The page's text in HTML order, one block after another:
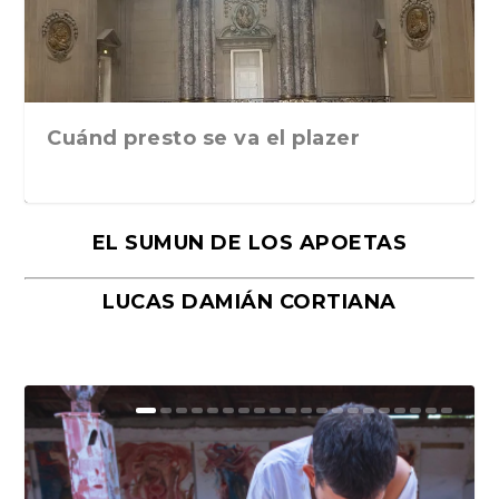
Cuánd presto se va el plazer
EL SUMUN DE LOS APOETAS
LUCAS DAMIÁN CORTIANA